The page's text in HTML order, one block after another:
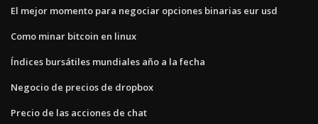
El mejor momento para negociar opciones binarias eur usd
Como minar bitcoin en linux
Índices bursátiles mundiales año a la fecha
Negocio de precios de dropbox
Precio de las acciones de chat